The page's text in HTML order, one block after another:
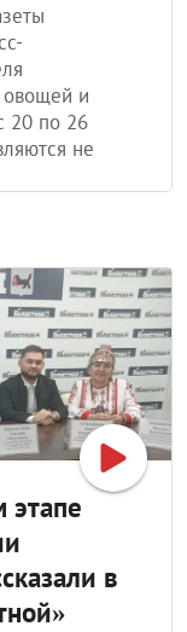
овощей и
20 по 26
не
в